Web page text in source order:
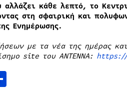
κάθε λεπτό, το
στη σφαιρική και
Ενημέρωσης.
με τα νέα της ημέρας
site του ANTENNA: https://
Μοιραστείτε